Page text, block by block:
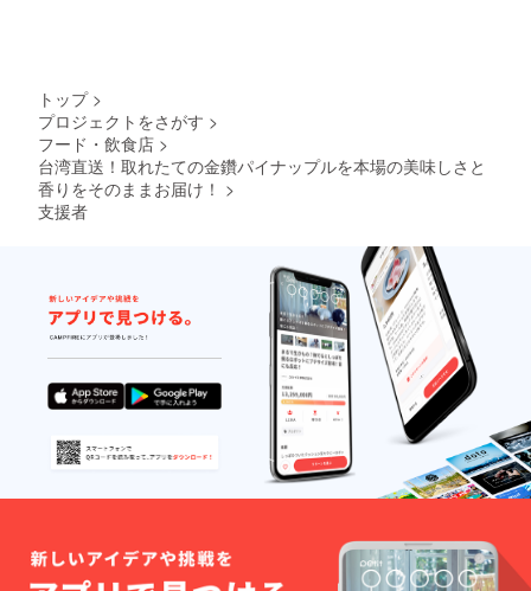
トップ >
プロジェクトをさがす >
フード・飲食店 >
台湾直送！取れたての金鑽パイナップルを本場の美味しさと
香りをそのままお届け！ >
支援者